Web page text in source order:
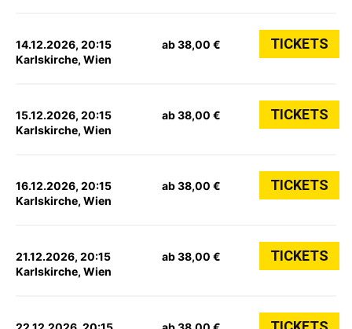
14.12.2026, 20:15
Karlskirche, Wien
ab 38,00 € TICKETS
15.12.2026, 20:15
Karlskirche, Wien
ab 38,00 € TICKETS
16.12.2026, 20:15
Karlskirche, Wien
ab 38,00 € TICKETS
21.12.2026, 20:15
Karlskirche, Wien
ab 38,00 € TICKETS